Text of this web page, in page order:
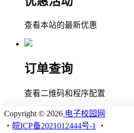
查看本站的最新优惠
订单查询
查看二维码和程序配置
Copyright © 2026 电子校园网
・ 皖ICP备2021012444号-1 ・